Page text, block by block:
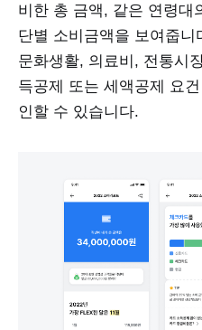
비한 총 금액, 같은 연령대
단별 소비금액을 보여줍
문화생활, 의료비, 전통시
득공제 또는 세액공제 요
인할 수 있습니다.